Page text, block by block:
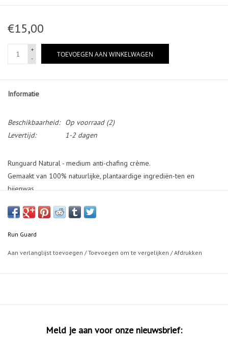
€15,00
+
-
TOEVOEGEN AAN WINKELWAGEN
Informatie
Beschikbaarheid: Op voorraad(2)
Levertijd:
1-2 dagen
Runguard Natural - medium anti-chafing crème.
Gemaakt van 100% natuurlijke, plantaardige ingrediën-ten en
bijenwas.
vervelende schuurplekken in de oksels en liezen, tussen tenen, op
Runguard natural bevat biologische aloë vera, carnaubawas, jojoba-
Run Guard
Aan verlanglijst toevoegen /Toevoegen om te vergelijken /Afdrukken
Meld je aan voor onze nieuwsbrief: